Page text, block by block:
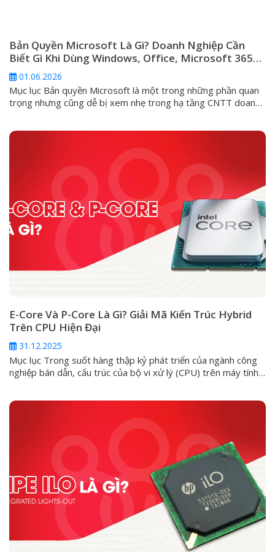
Bản Quyền Microsoft Là Gì? Doanh Nghiệp Cần
Biết Gì Khi Dùng Windows, Office, Microsoft 365
Và Windows Server
01.06.2026
Mục lục Bản quyền Microsoft là một trong những phần quan
trọng nhưng cũng dễ bị xem nhẹ trong hạ tầng CNTT doanh
không, hoặc server có chạy được phần mềm nội bộ...
E-Core Và P-Core Là Gì? Giải Mã Kiến Trúc Hybrid
Trên CPU Hiện Đại
31.12.2025
Mục lục Trong suốt hàng thập kỷ phát triển của ngành công
nghiệp bán dẫn, cấu trúc của bộ vi xử lý (CPU) trên máy tính
được đúc từ một khuôn mẫu, có...